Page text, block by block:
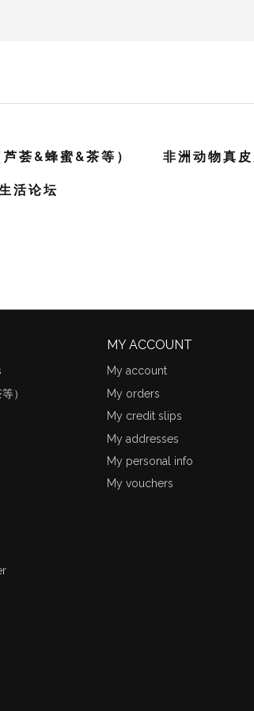
荟&蜂蜜&茶等） 非洲动物真
活论坛
）
MY ACCOUNT
My account
My orders
My credit slips
My addresses
My personal info
My vouchers